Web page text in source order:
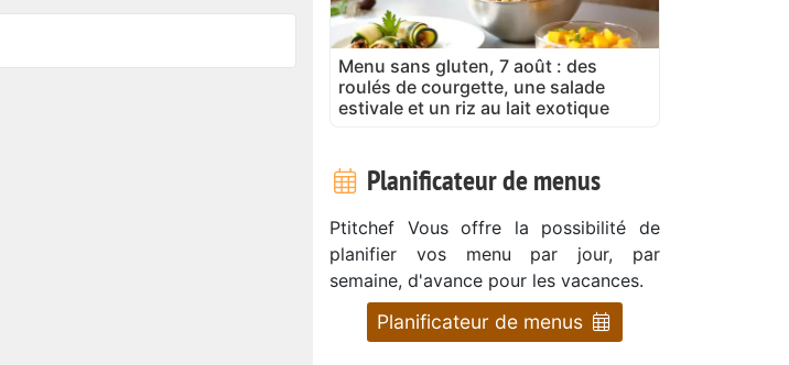
Menu sans gluten, 7 août : des
roulés de courgette, une salade
estivale et un riz au lait exotique
Planificateur de menus
Ptitchef Vous offre la possibilité de
planifier vos menu par jour, par
semaine, d'avance pour les vacances.
Planificateur de menus